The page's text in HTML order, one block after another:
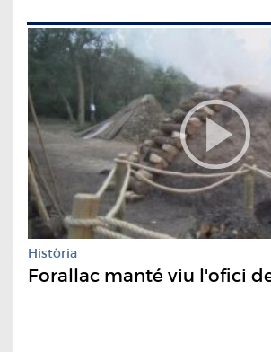
Història
Forallac manté viu l'ofici